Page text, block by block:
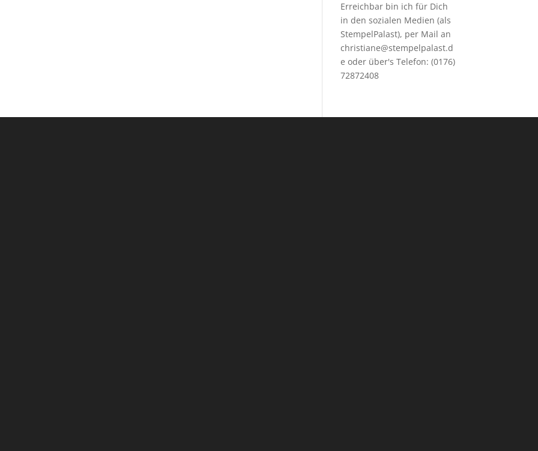
Erreichbar bin ich für Dich
in den sozialen Medien (als
StempelPalast), per Mail an
christiane@stempelpalast.d
e oder über's Telefon: (0176)
72872408